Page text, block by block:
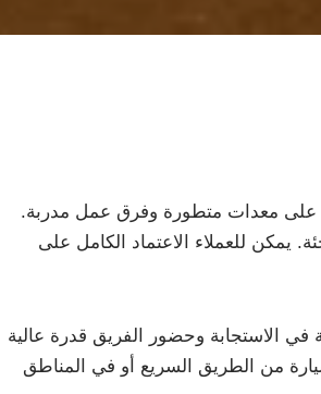
على معدات متطورة وفرق عمل مدربة.
يمكن للعملاء الاعتماد الكامل على
الاستجابة وحضور الفريق قدرة عالية
من الطريق السريع أو في المناطق